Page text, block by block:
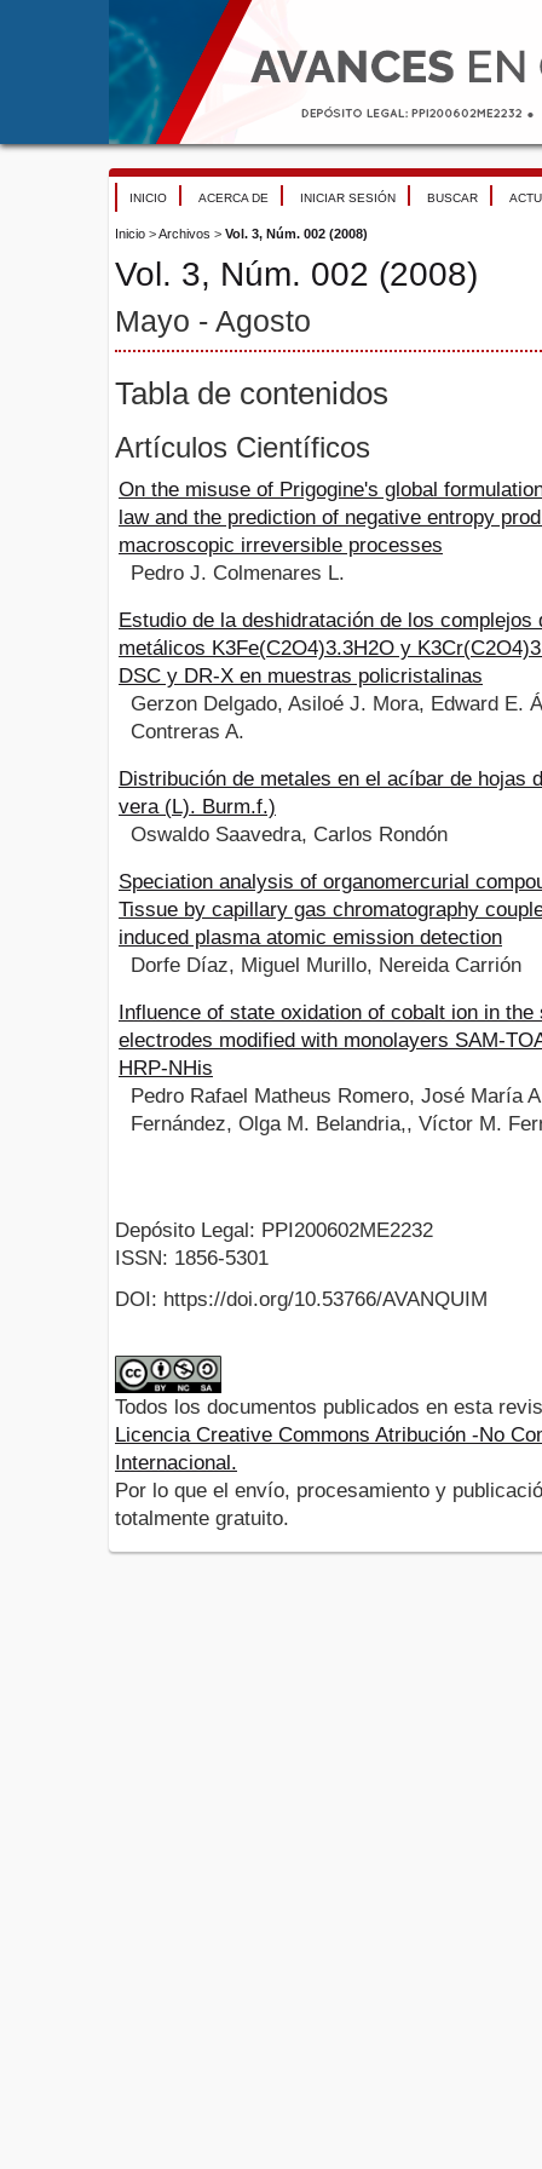
INICIO ACERCA DE INICIAR SESIÓN BUSCAR
Inicio >Archivos > Vol. 3, Núm. 002 (2008)
Vol. 3, Núm. 002 (2008)
Mayo - Agosto
Tabla de contenidos
Artículos Científicos
On the misuse of Prigogine's global
law and the prediction of negative entropy
macroscopic irreversible processes
Pedro J. Colmenares L.
Estudio de la deshidratación de los complejos
metálicos K3Fe(C2O4)3.3H2O y
DSC y DR-X en muestras policristalinas
Gerzon Delgado, Asiloé J. Mora, Edward E.
Contreras A.
Distribución de metales en el acíbar de hojas
vera (L). Burm.f.)
Oswaldo Saavedra, Carlos Rondón
Speciation analysis of organomercurial
Tissue by capillary gas chromatography
induced plasma atomic emission detection
Dorfe Díaz, Miguel Murillo, Nereida Carrión
Influence of state oxidation of cobalt ion in the
electrodes modified with monolayers SAM-
HRP-NHis
Pedro Rafael Matheus Romero, José María
Fernández, Olga M. Belandria,, Víctor M.
Depósito Legal: PPI200602ME2232
ISSN: 1856-5301
DOI: https://doi.org/10.53766/AVANQUIM
Todos los documentos publicados en esta
Licencia Creative Commons Atribución -No
Internacional.
Por lo que el envío, procesamiento y
totalmente gratuito.